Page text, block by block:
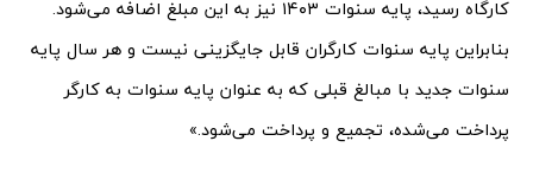
کارگاه رسید، پایه سنوات ۱۴۰۳ نیز به این مبلغ اضافه می‌شود.
بنابراین پایه سنوات کارگران قابل جایگزینی نیست و هر سال پایه
سنوات جدید با مبالغ قبلی که به عنوان پایه سنوات به کارگر
پرداخت می‌شده، تجمیع و پرداخت می‌شود.»